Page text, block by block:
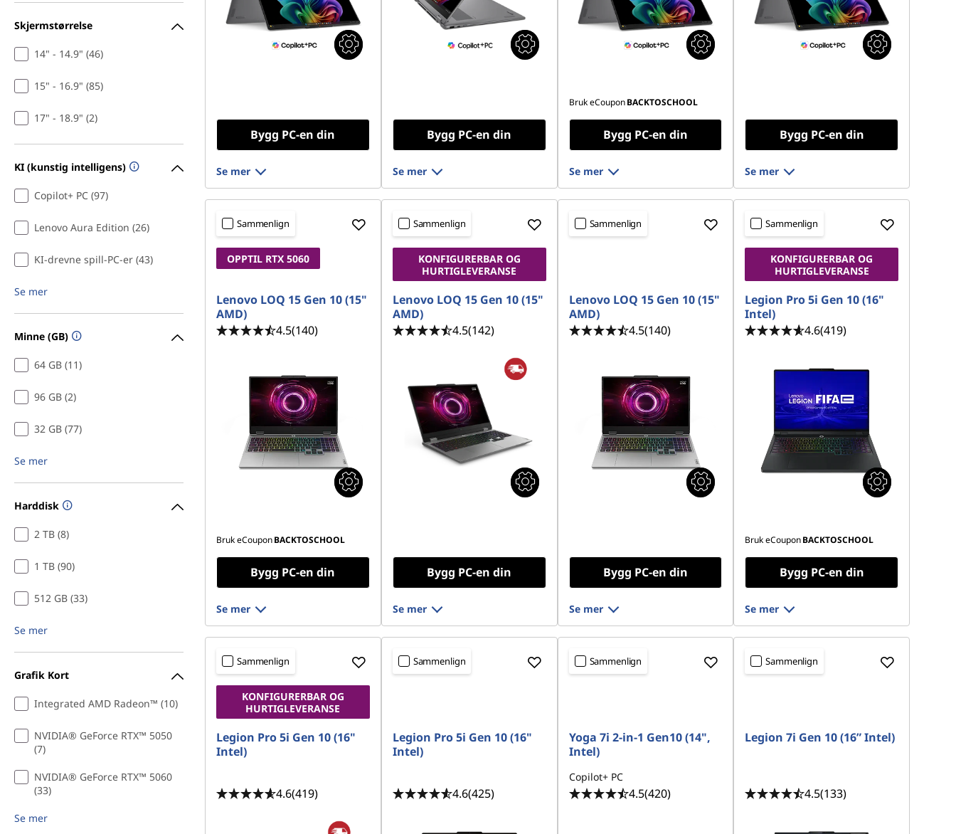
n
Skjermstørrelse
14" - 14.9" (46)
15" - 16.9" (85)
17" - 18.9" (2)
KI (kunstig intelligens)
Copilot+ PC (97)
Lenovo Aura Edition (26)
KI-drevne spill-PC-er (43)
Se mer
Minne (GB)
64 GB (11)
96 GB (2)
32 GB (77)
Se mer
Harddisk
2 TB (8)
1 TB (90)
512 GB (33)
Se mer
Grafik Kort
Integrated AMD Radeon™ (10)
NVIDIA® GeForce RTX™ 5050
(7)
NVIDIA® GeForce RTX™ 5060
(33)
Se mer
Bygg PC-en din
Se mer
Bygg PC-en din
Se mer
Bruk eCoupon BACKTOSCHOOL
Bygg PC-en din
Se mer
Bygg PC-en din
Se mer
Sammenlign
OPPTIL RTX 5060
Lenovo LOQ 15 Gen 10 (15"
AMD)
4.5(140)
Bruk eCouponBACKTOSCHOOL
Bygg PC-en din
Se mer
Sammenlign
KONFIGURERBAR OG
HURTIGLEVERANSE
Lenovo LOQ 15 Gen 10 (15"
AMD)
4.5(142)
Bygg PC-en din
Se mer
Sammenlign
Lenovo LOQ 15 Gen 10 (15"
AMD)
4.5(140)
Bygg PC-en din
Se mer
Sammenlign
KONFIGURERBAR OG
HURTIGLEVERANSE
Legion Pro 5i Gen 10 (16"
Intel)
4.6(419)
Bruk eCouponBACKTOSCHOOL
Bygg PC-en din
Se mer
Sammenlign
KONFIGURERBAR OG
HURTIGLEVERANSE
Legion Pro 5i Gen 10 (16"
Intel)
4.6(419)
Sammenlign
Legion Pro 5i Gen 10 (16"
Intel)
4.6(425)
Sammenlign
Yoga 7i 2-in-1 Gen10 (14",
Intel)
Copilot+ PC
4.5(420)
Sammenlign
Legion 7i Gen 10 (16” Intel)
4.5(133)